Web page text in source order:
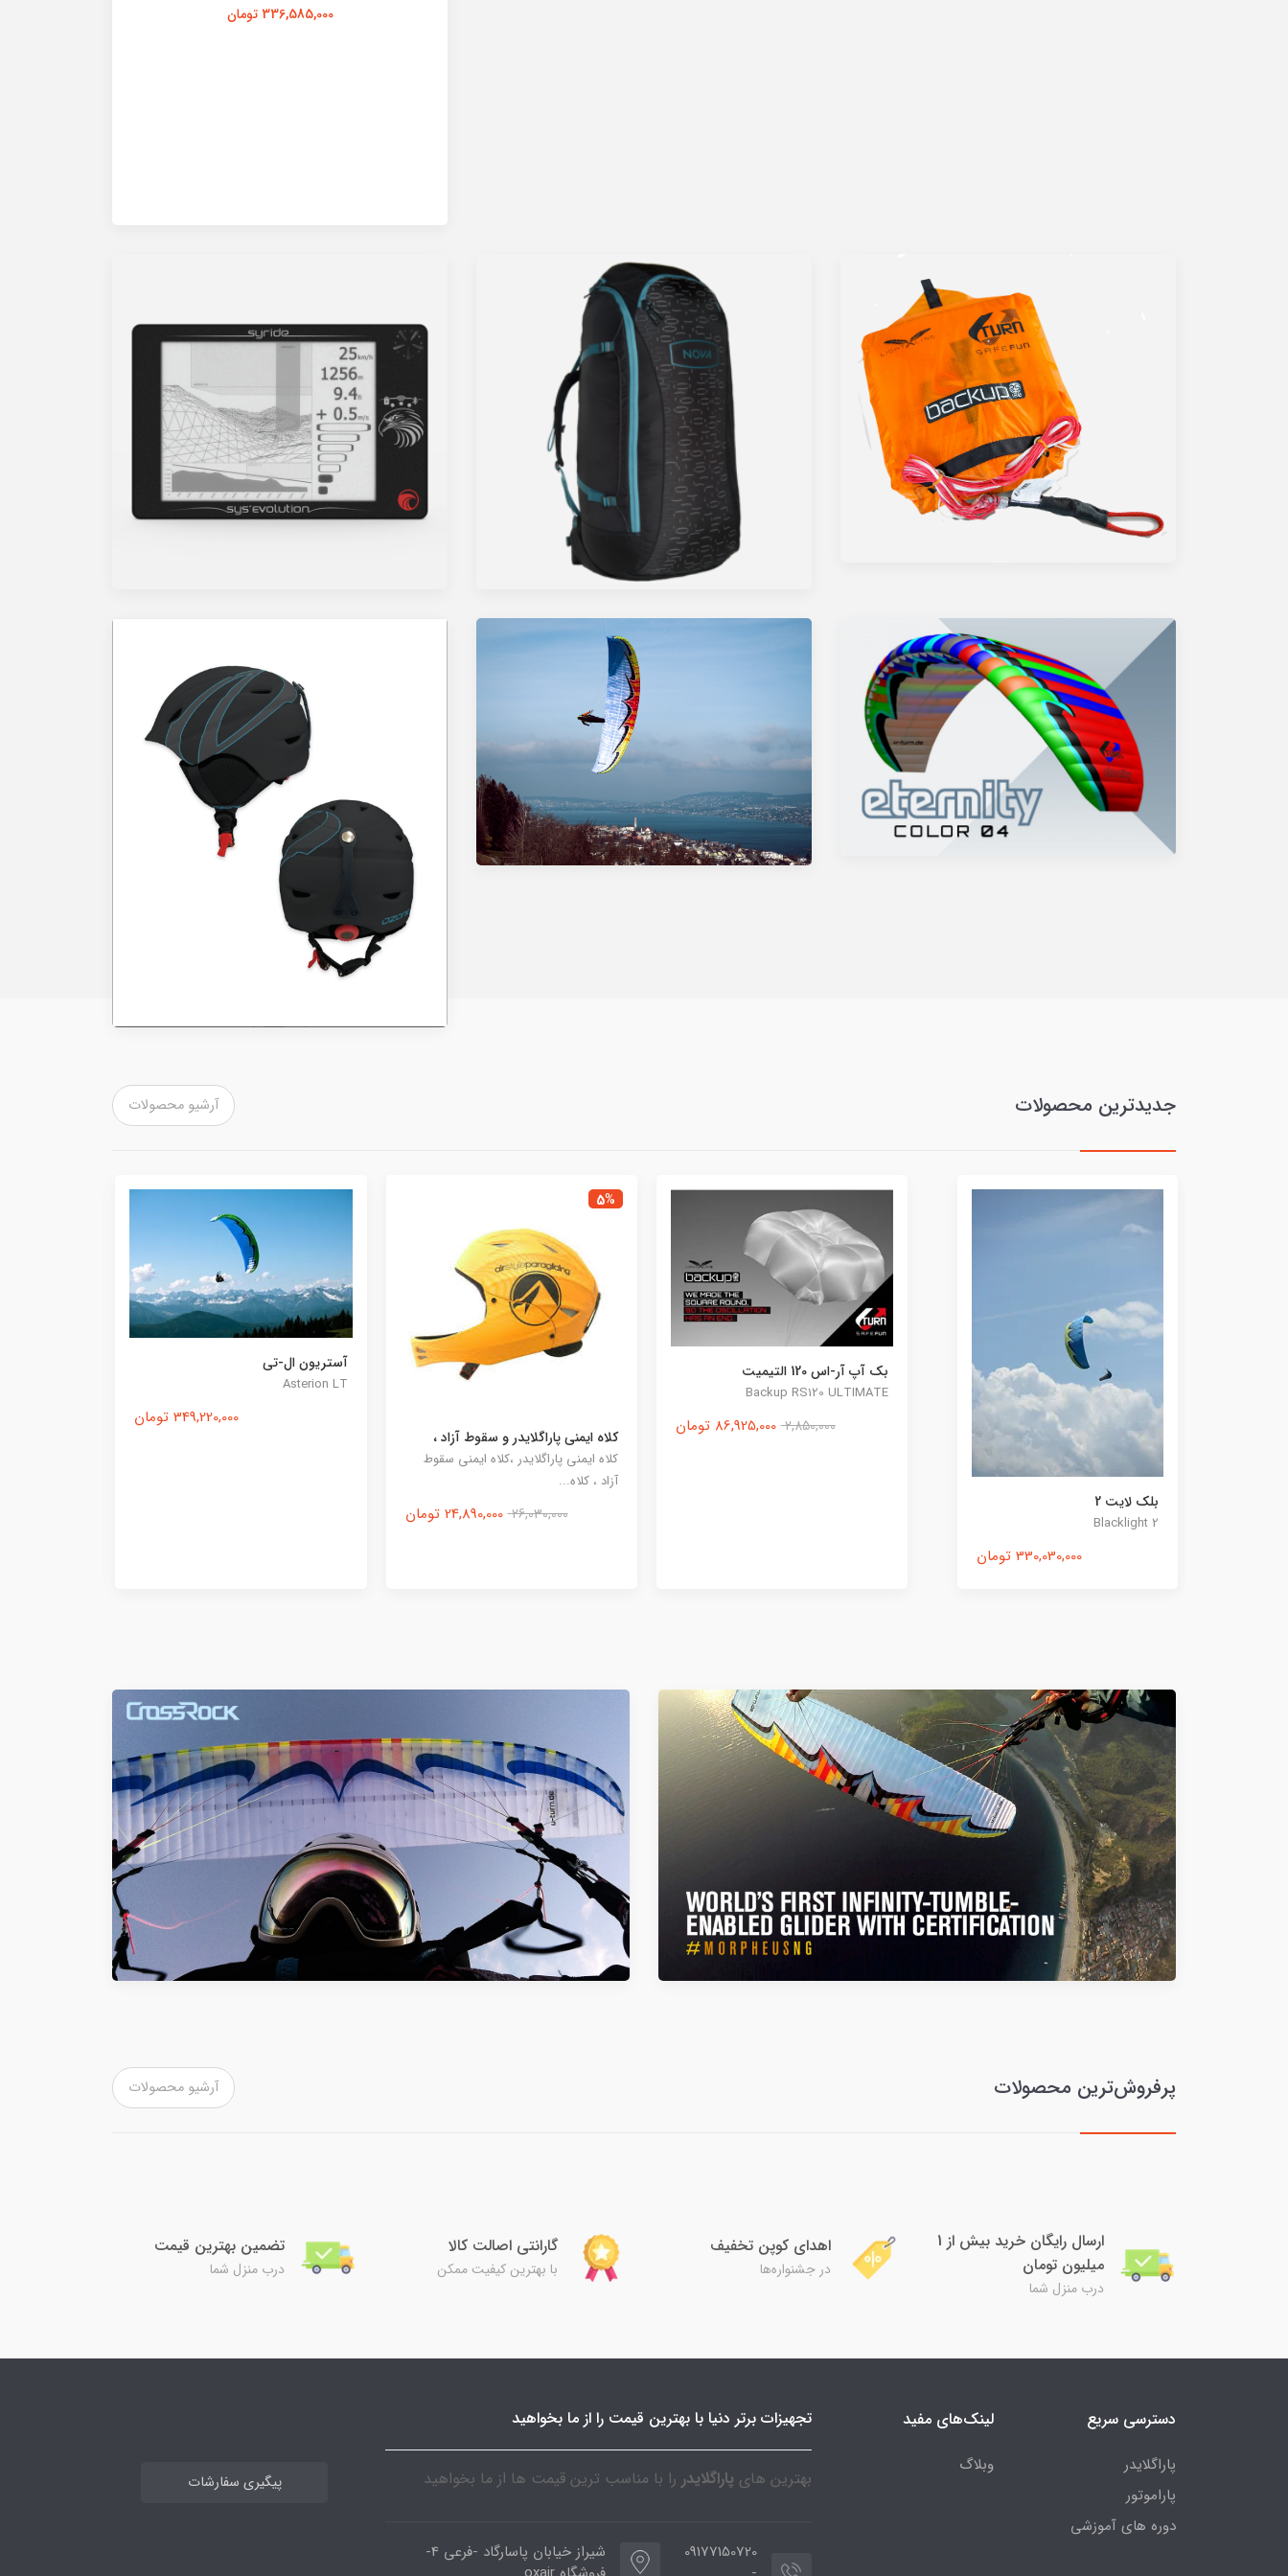
336,585,000 تومان
جدیدترین محصولات آرشیو محصولات
بک آپ آر-اس 120 التیمیت
Backup RS120 ULTIMATE
2,850,000 86,925,000 تومان کلاه ایمنی پاراگلایدر و سقوط آزاد ،
آستریون ال-تی بک آپ QX220
Backup QX220
127,015,000 تومان
پرفروش‌ترین محصولات آرشیو محصولات
ارسال رایگان خرید بیش از 1
میلیون تومان
درب منزل شما
اهدای کوپن تخفیف
در جشنواره‌ها
گارانتی اصالت کالا
با بهترین کیفیت ممکن
تضمین بهترین قیمت
درب منزل شما
دسترسی سریع
پاراگلایدر
پاراموتور
دوره های آموزشی
لینک‌های مفید
وبلاگ
تجهیزات برتر دنیا با بهترین قیمت را از ما بخواهید
بهترین های پاراگلایدر را با مناسب ترین قیمت ها از ما بخواهید
09177150720
شیراز خیابان پاسارگاد -فرعی 4-
پیگیری سفارشات